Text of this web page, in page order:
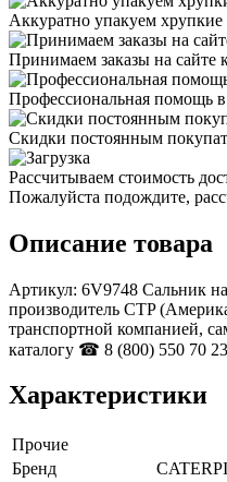
Аккуратно упакуем хрупкие
Принимаем заказы на сайте
Профессиональная помощь в
Скидки постоянным
Рассчитываем стоимость
Пожалуйста подождите,
Описание товара
Артикул: 6V9748 Сальник
производитель CTP
транспортной компанией,
каталогу ☎ 8 (800) 550 70 23
Характеристики
Прочие
Бренд